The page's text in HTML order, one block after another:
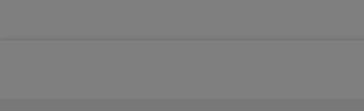
Jeśli użytkownik